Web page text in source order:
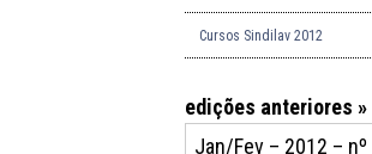
Cursos Sindilav 2012
edições anteriores »